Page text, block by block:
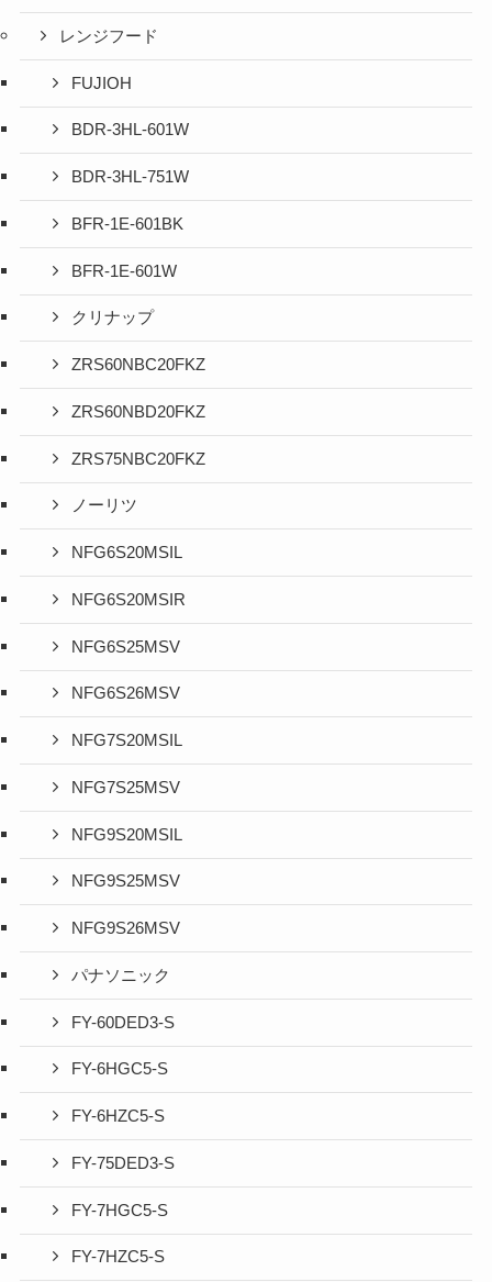
レンジフード
FUJIOH
BDR-3HL-601W
BDR-3HL-751W
BFR-1E-601BK
BFR-1E-601W
クリナップ
ZRS60NBC20FKZ
ZRS60NBD20FKZ
ZRS75NBC20FKZ
ノーリツ
NFG6S20MSIL
NFG6S20MSIR
NFG6S25MSV
NFG6S26MSV
NFG7S20MSIL
NFG7S25MSV
NFG9S20MSIL
NFG9S25MSV
NFG9S26MSV
パナソニック
FY-60DED3-S
FY-6HGC5-S
FY-6HZC5-S
FY-75DED3-S
FY-7HGC5-S
FY-7HZC5-S